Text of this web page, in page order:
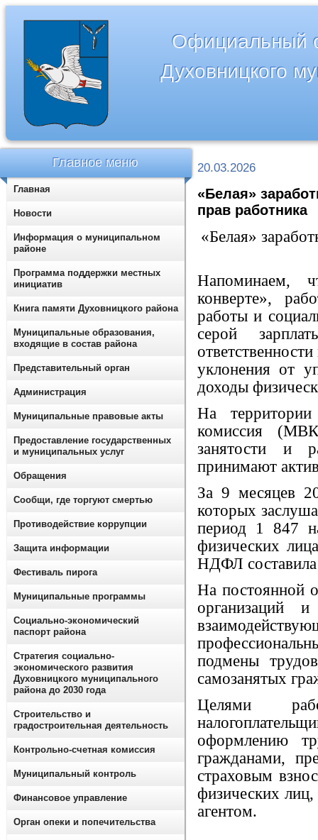
Официальный
Духовницкого
20.03.2026
«Белая»
прав работника
«Белая»
Напоминаем,
конверте»,
работы и
серой
уклонения от
доходы
На территории
комиссия
занятости и
принимают
За 9 месяцев
которых
период 1 847
физических
НДФЛ
На постоянной
организаций и
подмены
самозанятых
Целями
оформлению
гражданами,
страховым
физических
агентом.
Главное меню
Главная
Новости
Информация о муниципальном
районе
Программа поддержки местных
инициатив
Книга памяти Духовницкого района
Муниципальные образования,
входящие в состав района
Представительный орган
Администрация
Муниципальные правовые акты
Предоставление государственных
и муниципальных услуг
Обращения
Сообщи, где торгуют смертью
Противодействие коррупции
Защита информации
Фестиваль пирога
Муниципальные программы
Социально-экономический
паспорт района
Стратегия социально-
экономического развития
Духовницкого муниципального
района до 2030 года
Строительство и
градостроительная деятельность
Контрольно-счетная комиссия
Муниципальный контроль
Финансовое управление
Орган опеки и попечительства